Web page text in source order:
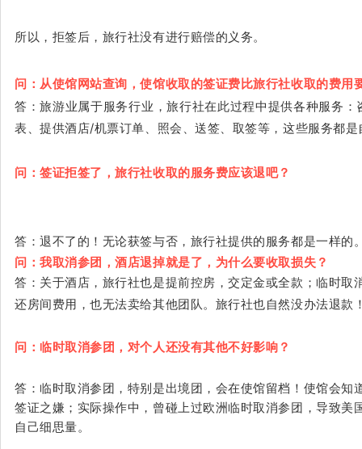
所以，拒签后，旅行社没有进行赔偿的义务。
问：从使馆网站查询，使馆收取的签证费比旅行社收取的费用
答：旅游业属于服务行业，旅行社在此过程中提供各种服务
表、提供酒店/机票订单、照会、送签、取签等，这些服务都
问：签证拒签了，旅行社收取的服务费应该退吧？
答：退不了的！无论获签与否，旅行社提供的服务都是一样的
问：我取消参团，酒店退掉就是了，为什么要收取损失？
答：关于酒店，旅行社也是提前控房，交定金或全款；临时取
还房间费用，也无法卖给其他团队。旅行社也自然没办法退款
问：临时取消参团，对个人还没有其他不好影响？
答：临时取消参团，特别是出境团，会在使馆留档！使馆会知
签证之嫌；实际操作中，曾碰上过欧洲临时取消参团，导致美
自己细思量。